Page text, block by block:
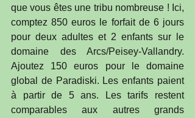
que vous êtes une tribu nombreuse ! Ici,
comptez 850 euros le forfait de 6 jours
pour deux adultes et 2 enfants sur le
domaine des Arcs/Peisey-Vallandry.
Ajoutez 150 euros pour le domaine
global de Paradiski. Les enfants paient
à partir de 5 ans. Les tarifs restent
comparables aux autres grands